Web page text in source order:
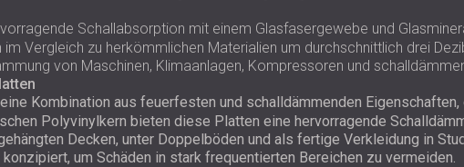
Schallabsorption mit einem Glasfasergewebe und
Vergleich zu herkömmlichen Materialien um durchschnittlich drei
von Maschinen, Klimaanlagen, Kompressoren und
Kombination aus feuerfesten und schalldämmenden
Polyvinylkern bieten diese Platten eine hervorragende
Decken, unter Doppelböden und als fertige Verkleidung in
um Schäden in stark frequentierten Bereichen zu vermeiden.